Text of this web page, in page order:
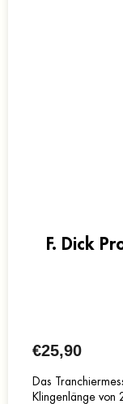
F. Dick
€25,90
Das
Klingenlänge von